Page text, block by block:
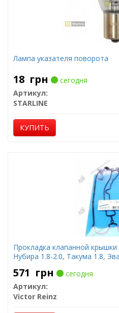
Лампа указателя поворота
18 грн
сегодня
Артикул:
STARLINE
КУПИТЬ
Прокладка клапанной крышки
Нубира 1.8-2.0, Такума 1.8,
571 грн
сегодня
Артикул:
Victor Reinz